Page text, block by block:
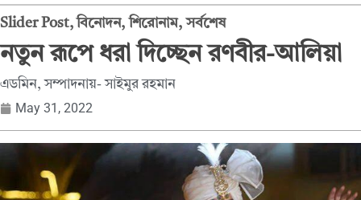
Slider Post,বিনোদন,শিরোনাম,সর্বশেষ
নতুন রূপে ধরা দিচ্ছেন রণবীর-আলিয়া
এডমিন, সম্পাদনায়- সাইমুর রহমান
May 31, 2022